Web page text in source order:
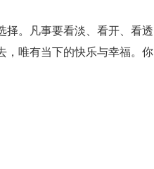
择。凡事要看淡、看开、看透
，唯有当下的快乐与幸福。你